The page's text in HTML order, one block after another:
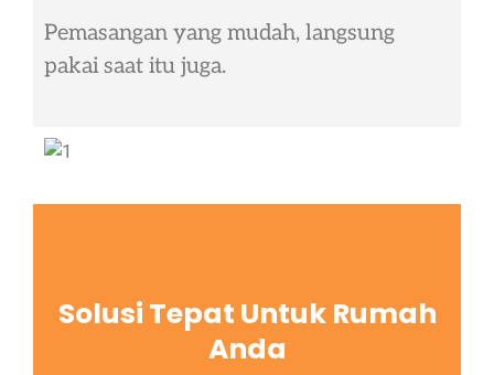
Pemasangan yang mudah, langsung
pakai saat itu juga.
Solusi Tepat Untuk Rumah
Anda